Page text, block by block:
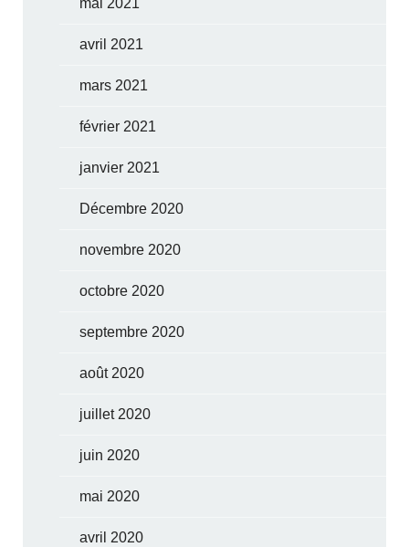
mai 2021
avril 2021
mars 2021
février 2021
janvier 2021
Décembre 2020
novembre 2020
octobre 2020
septembre 2020
août 2020
juillet 2020
juin 2020
mai 2020
avril 2020